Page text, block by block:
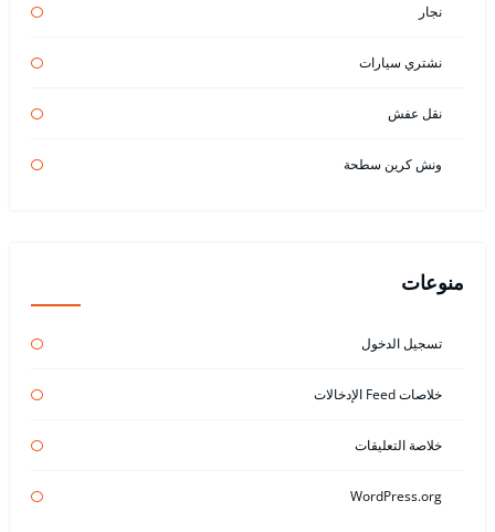
نجار
نشتري سيارات
نقل عفش
ونش كرين سطحة
منوعات
تسجيل الدخول
خلاصات Feed الإدخالات
خلاصة التعليقات
WordPress.org